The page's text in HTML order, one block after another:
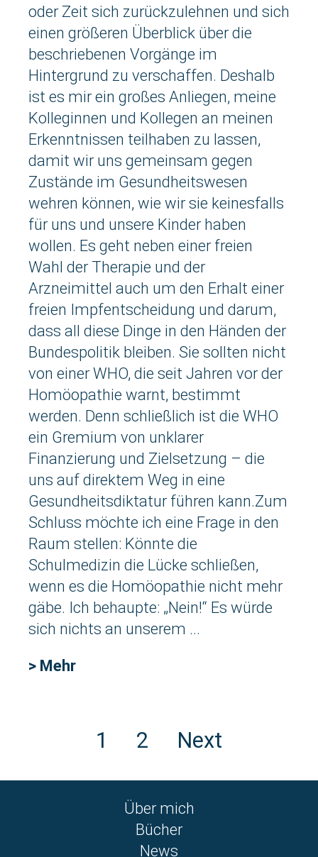
oder Zeit sich zurückzulehnen und sich
einen größeren Überblick über die
beschriebenen Vorgänge im
Hintergrund zu verschaffen. Deshalb
ist es mir ein großes Anliegen, meine
Kolleginnen und Kollegen an meinen
Erkenntnissen teilhaben zu lassen,
damit wir uns gemeinsam gegen
Zustände im Gesundheitswesen
wehren können, wie wir sie keinesfalls
für uns und unsere Kinder haben
wollen. Es geht neben einer freien
Wahl der Therapie und der
Arzneimittel auch um den Erhalt einer
freien Impfentscheidung und darum,
dass all diese Dinge in den Händen der
Bundespolitik bleiben. Sie sollten nicht
von einer WHO, die seit Jahren vor der
Homöopathie warnt, bestimmt
werden. Denn schließlich ist die WHO
ein Gremium von unklarer
Finanzierung und Zielsetzung – die
uns auf direktem Weg in eine
Gesundheitsdiktatur führen kann.Zum
Schluss möchte ich eine Frage in den
Raum stellen: Könnte die
Schulmedizin die Lücke schließen,
wenn es die Homöopathie nicht mehr
gäbe. Ich behaupte: „Nein!“ Es würde
sich nichts an unserem ...
> Mehr
1 2 Next
Über mich
Bücher
News